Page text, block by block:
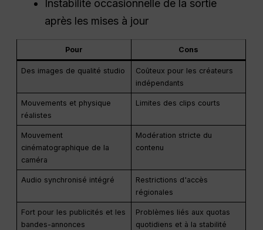
Instabilité occasionnelle de la sortie
après les mises à jour
Pour Cons
Des images de qualité studio
Coûteux pour les créateurs
indépendants
Mouvements et physique
réalistes
Limites des clips courts
Mouvement
cinématographique de la
caméra
Modération stricte du
contenu
Audio synchronisé intégré
Restrictions d'accès
régionales
Fort pour les publicités et les
bandes-annonces
Problèmes liés aux quotas
quotidiens et à la stabilité